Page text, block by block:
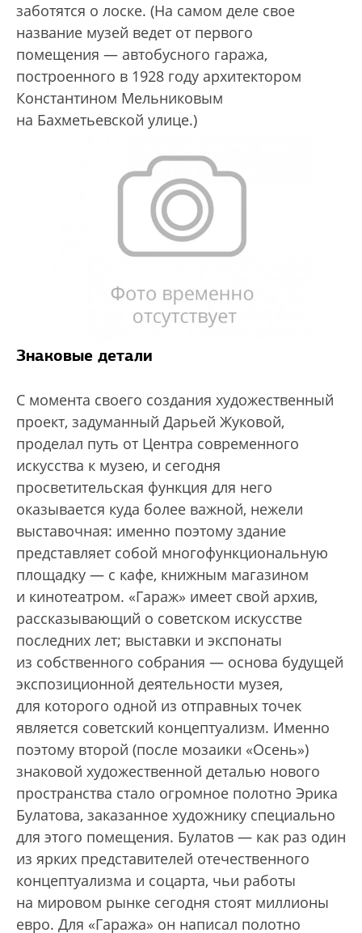
заботятся о лоске. (На самом деле свое
название музей ведет от первого
помещения — автобусного гаража,
построенного в 1928 году архитектором
Константином Мельниковым
на Бахметьевской улице.)
Знаковые детали
С момента своего создания художественный
проект, задуманный Дарьей Жуковой,
проделал путь от Центра современного
искусства к музею, и сегодня
просветительская функция для него
оказывается куда более важной, нежели
выставочная: именно поэтому здание
представляет собой многофункциональную
площадку — с кафе, книжным магазином
и кинотеатром. «Гараж» имеет свой архив,
рассказывающий о советском искусстве
последних лет; выставки и экспонаты
из собственного собрания — основа будущей
экспозиционной деятельности музея,
для которого одной из отправных точек
является советский концептуализм. Именно
поэтому второй (после мозаики «Осень»)
знаковой художественной деталью нового
пространства стало огромное полотно Эрика
Булатова, заказанное художнику специально
для этого помещения. Булатов — как раз один
из ярких представителей отечественного
концептуализма и соцарта, чьи работы
на мировом рынке сегодня стоят миллионы
евро. Для «Гаража» он написал полотно